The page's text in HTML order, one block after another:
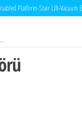
Platform-Stair Lift-Vacuum